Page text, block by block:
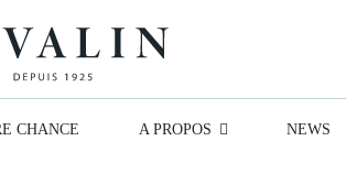
CHANCE A PROPOS NEWS